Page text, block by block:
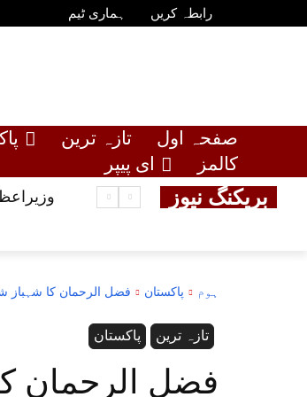
رابطہ کریں ہماری ٹیم
صفحہ اول تازہ ترین
کالمز
ای پیپر
بریکنگ نیوز
ہوم پاکستان فضل الرحمان کا شہباز
پاکستان تازہ ترین
فضل الرحمان